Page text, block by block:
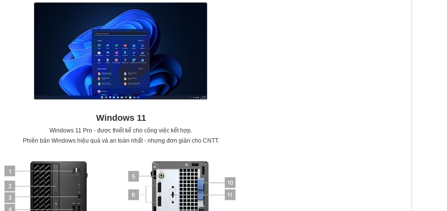
Windows 11
Windows 11 Pro - được thiết kế cho công việc kết hợp.
Phiên bản Windows hiệu quả và an toàn nhất - nhưng đơn giản cho CNTT.